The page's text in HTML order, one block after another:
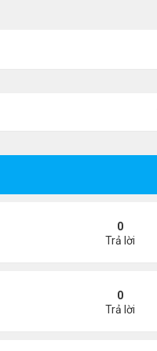
0
Trả lời
0
Trả lời